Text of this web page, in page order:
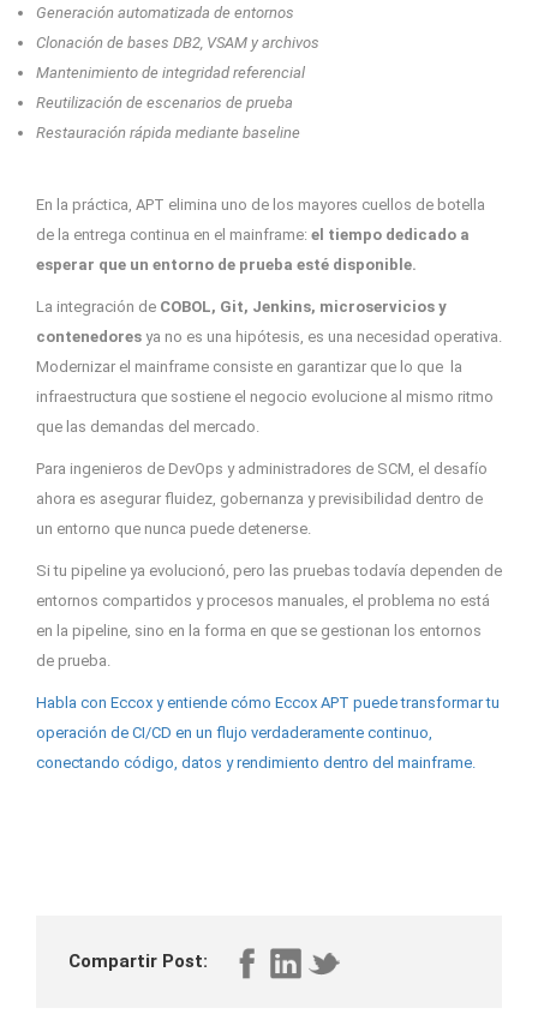
Generación automatizada de entornos
Clonación de bases DB2, VSAM y archivos
Mantenimiento de integridad referencial
Reutilización de escenarios de prueba
Restauración rápida mediante baseline
En la práctica, APT elimina uno de los mayores cuellos de botella
de la entrega continua en el mainframe: el tiempo dedicado a
esperar que un entorno de prueba esté disponible.
La integración de COBOL, Git, Jenkins, microservicios y
contenedores ya no es una hipótesis, es una necesidad operativa.
Modernizar el mainframe consiste en garantizar que lo que la
infraestructura que sostiene el negocio evolucione al mismo ritmo
que las demandas del mercado.
Para ingenieros de DevOps y administradores de SCM, el desafío
ahora es asegurar fluidez, gobernanza y previsibilidad dentro de
un entorno que nunca puede detenerse.
Si tu pipeline ya evolucionó, pero las pruebas todavía dependen de
entornos compartidos y procesos manuales, el problema no está
en la pipeline, sino en la forma en que se gestionan los entornos
de prueba.
Habla con Eccox y entiende cómo Eccox APT puede transformar tu
operación de CI/CD en un flujo verdaderamente continuo,
conectando código, datos y rendimiento dentro del mainframe.
Compartir Post: